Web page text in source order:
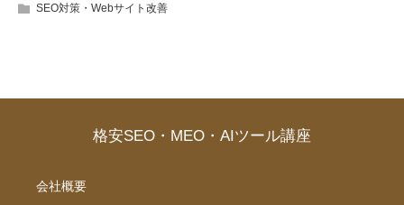
SEO対策・Webサイト改善
格安SEO・MEO・AIツール講座
会社概要